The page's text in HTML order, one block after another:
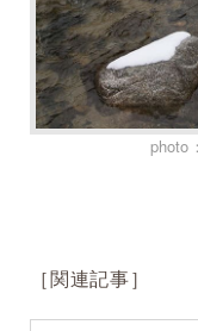
photo
［関連記事］